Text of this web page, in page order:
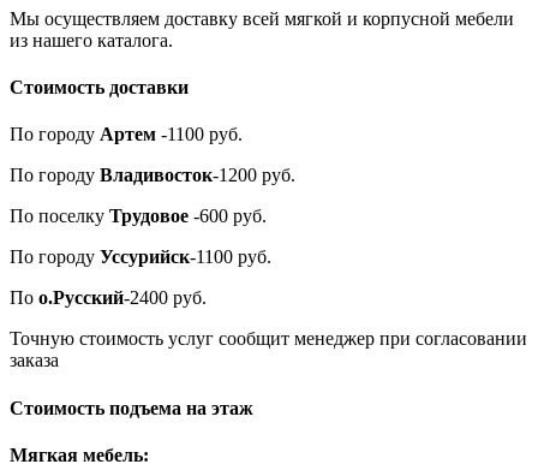
Мы осуществляем доставку всей мягкой и корпусной мебели
из нашего каталога.
Стоимость доставки
По городу Артем -1100 руб.
По городу Владивосток-1200 руб.
По поселку Трудовое -600 руб.
По городу Уссурийск-1100 руб.
По о.Русский-2400 руб.
Точную стоимость услуг сообщит менеджер при согласовании
заказа
Стоимость подъема на этаж
Мягкая мебель: